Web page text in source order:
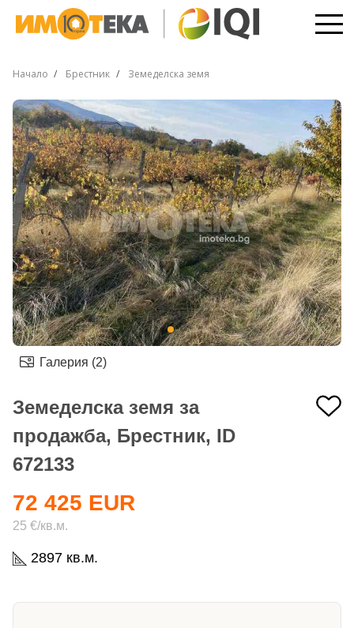
Начало Брестник Земеделска земя
Галерия (2)
Земеделска земя за
продажба, Брестник, ID
672133
2897 кв.м.
72 425 EUR
25 €/кв.м.